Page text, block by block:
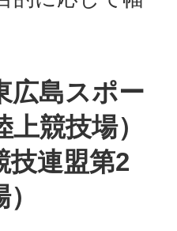
広島スポー
競技場）
技連盟第2